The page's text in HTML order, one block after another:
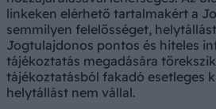
linkeken elérhető tartalmakért a
semmilyen felelősséget,
Jogtulajdonos pontos és hiteles
tájékoztatás megadására
tájékoztatásból fakadó esetleges
helytállást nem vállal.